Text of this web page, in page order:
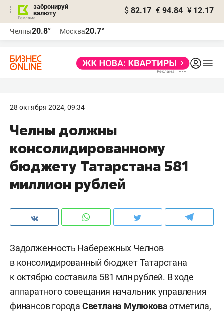
забронируй
валюту
$ 82.17 € 94.84 ¥ 12.17
Челны20.8° Москва20.7°
28 октября 2024, 09:34
Челны должны
консолидированному
бюджету Татарстана 581
миллион рублей
Задолженность Набережных Челнов
в консолидированный бюджет Татарстана
к октябрю составила 581 млн рублей. В ходе
аппаратного совещания начальник управления
финансов города Светлана Мулюковаотметила,